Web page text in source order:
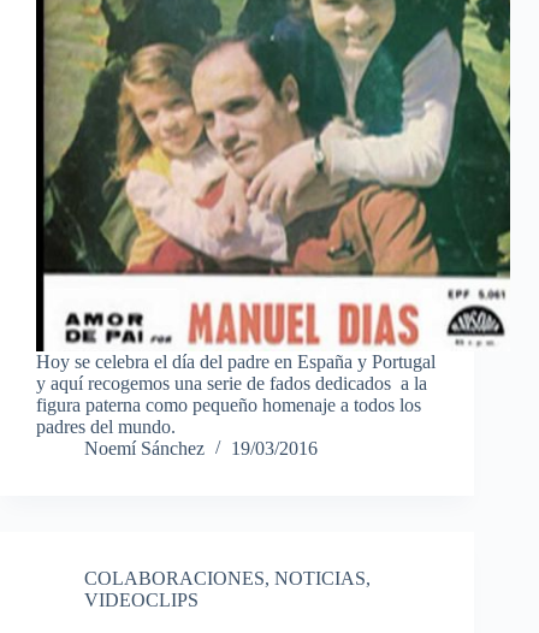
Hoy se celebra el día del padre en España y Portugal
y aquí recogemos una serie de fados dedicados a la
figura paterna como pequeño homenaje a todos los
padres del mundo.
Noemí Sánchez
19/03/2016
COLABORACIONES, NOTICIAS,
VIDEOCLIPS